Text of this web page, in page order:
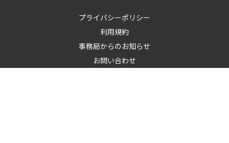
プライバシーポリシー
利用規約
事務局からのお知らせ
お問い合わせ